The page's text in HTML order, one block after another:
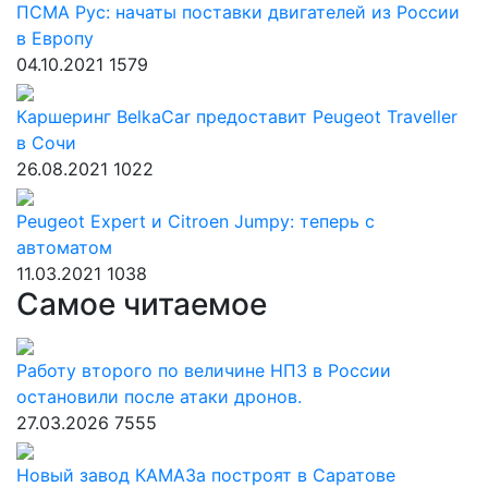
ПСМА Рус: начаты поставки двигателей из России
в Европу
04.10.2021 1579
Каршеринг BelkaСar предоставит Peugeot Traveller
в Сочи
26.08.2021 1022
Peugeot Expert и Citroen Jumpy: теперь с
автоматом
11.03.2021 1038
Самое читаемое
Работу второго по величине НПЗ в России
остановили после атаки дронов.
27.03.2026 7555
Новый завод КАМАЗа построят в Саратове